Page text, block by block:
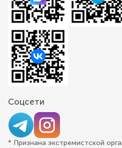
Соцсети
* Признана экстремистской